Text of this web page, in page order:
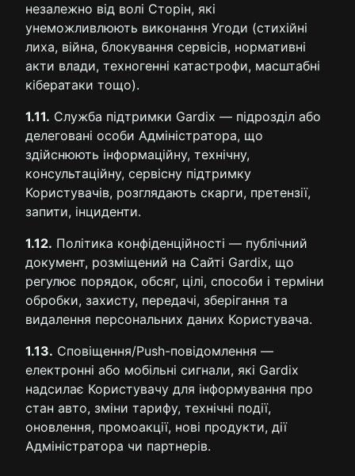
незалежно від волі Сторін, які
унеможливлюють виконання Угоди (стихійні
лиха, війна, блокування сервісів, нормативні
акти влади, техногенні катастрофи, масштабні
кібератаки тощо).
1.11. Служба підтримки Gardix — підрозділ або
делеговані особи Адміністратора, що
здійснюють інформаційну, технічну,
консультаційну, сервісну підтримку
Користувачів, розглядають скарги, претензії,
запити, інциденти.
1.12. Політика конфіденційності — публічний
документ, розміщений на Сайті Gardix, що
регулює порядок, обсяг, цілі, способи і терміни
обробки, захисту, передачі, зберігання та
видалення персональних даних Користувача.
1.13. Сповіщення/Push-повідомлення —
електронні або мобільні сигнали, які Gardix
надсилає Користувачу для інформування про
стан авто, зміни тарифу, технічні події,
оновлення, промоакції, нові продукти, дії
Адміністратора чи партнерів.